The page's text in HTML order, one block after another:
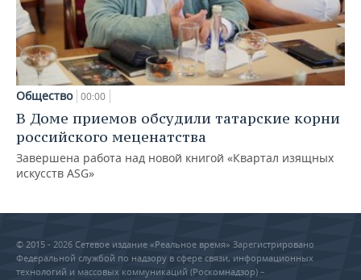
Общество 00:00
В Доме приемов обсудили татарские корни
российского меценатства
Завершена работа над новой книгой «Квартал изящных
искусств ASG»
© 2015 - 2026 Сетевое издание «Реальное время» Зарегистрировано
Федеральной службой по надзору в сфере связи, информационных
технологий и массовых коммуникаций (Роскомнадзор) –